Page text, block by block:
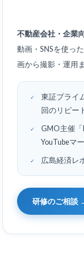
不動産会社・企業向
動画・SNSを使っ
画から撮影・運用
東証プライ
回のリピー
GMO主催「
YouTubeマ
広島経済レ
研修のご相談